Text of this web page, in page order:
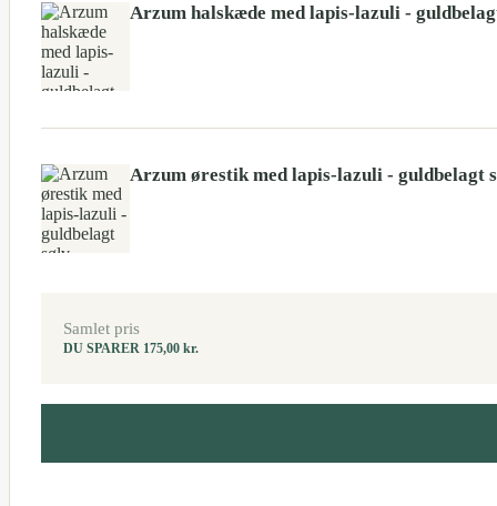
Arzum halskæde med lapis-lazuli -
Arzum ørestik med lapis-lazuli - guldbelagt
Samlet pris
DU SPARER 175,00 kr.